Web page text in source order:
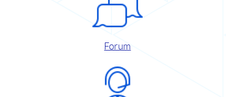
Forum